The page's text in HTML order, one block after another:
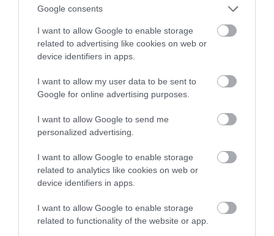
Google consents
I want to allow Google to enable storage
related to advertising like cookies on web or
device identifiers in apps.
I want to allow my user data to be sent to
Google for online advertising purposes.
I want to allow Google to send me
personalized advertising.
I want to allow Google to enable storage
related to analytics like cookies on web or
device identifiers in apps.
I want to allow Google to enable storage
related to functionality of the website or app.
TÖBB MINT EGY HÓNAP IS LEHET, MIRE
TELJESEN ÚJRAINDUL A P...
2026. augusztus 07|Mindenki ügye
TANULJ NÉMETÜL OTTHONRÓL: A
DIGITÁLIS TANULÁS ELŐNYEI
2026. augusztus 07|Promóció
ÚJRAINDULNAK A KORÁBBAN
LEÁLLÍTOTT SZOLGÁLTATÁSOK AZ EGRI...
Eger ügye
TÍZ ÉVE NEM VOLT ILYEN ALACSONY AZ
INFLÁCIÓ MAGYARORSZÁGON
Mindenki ügye